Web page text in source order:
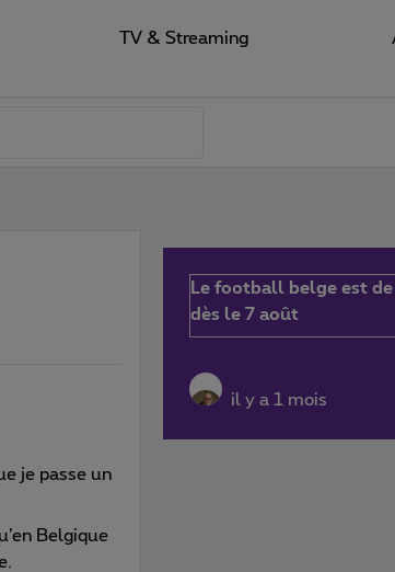
TV & Streaming
je passe un
Belgique
Le football belge est
dès le 7 août
il y a 1 mois